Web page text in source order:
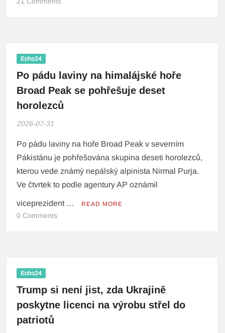
Echo24
Po pádu laviny na himalájské hoře
Broad Peak se pohřešuje deset
horolezců
2026-07-31
Po pádu laviny na hoře Broad Peak v severním
Pákistánu je pohřešována skupina deseti horolezců,
kterou vede známý nepálský alpinista Nirmal Purja.
Ve čtvrtek to podle agentury AP oznámil
viceprezident … READ MORE
0 Comments
Echo24
Trump si není jist, zda Ukrajině
poskytne licenci na výrobu střel do
patriotů